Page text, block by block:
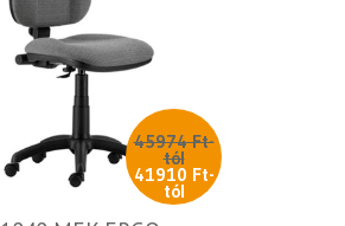
45974 Ft-
tól
41910 Ft-
tól